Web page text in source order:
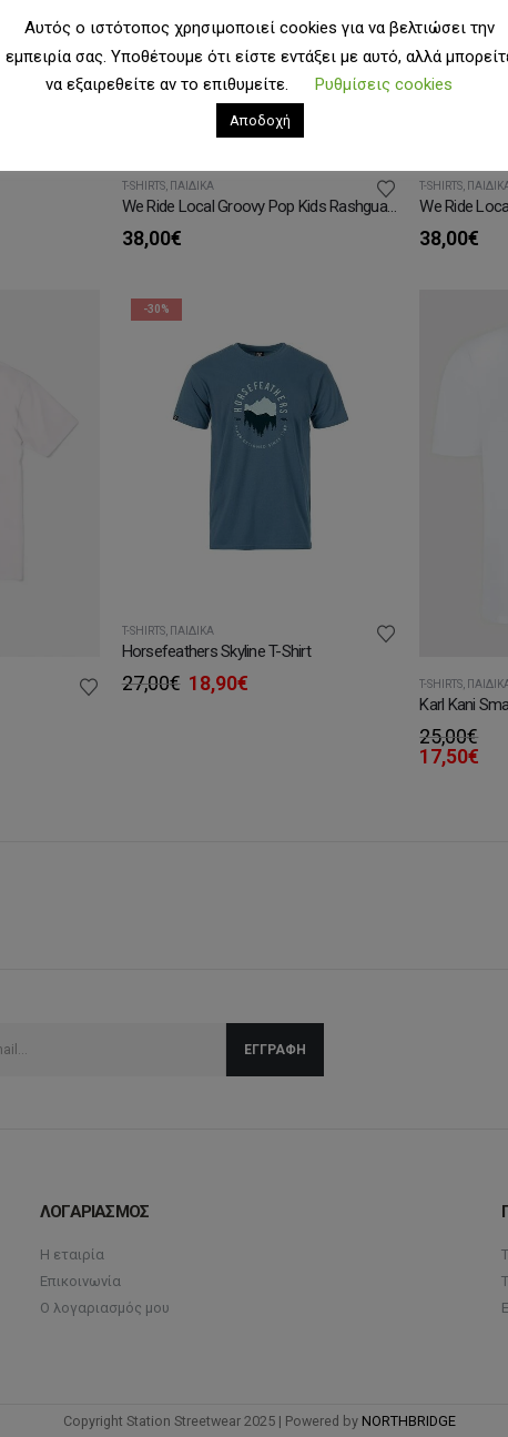
T-SHIRTS, ΠΑΙΔΙΚΆ
We Ride Local Groovy Pop Kids Rashguard
38,00€
T-SHIRTS
38,00€
-30%
T-SHIRTS, ΠΑΙΔΙΚΆ
Horsefeathers Skyline T-Shirt
27,00€ Original
18,90€Η
T-SHIRTS,
Karl Kani
25,00€
17,50€
ΛΟΓΑΡΙΑΣΜΟΣ
Η εταιρία
Επικοινωνία
Ο λογαριασμός μου
Copyright Station Streetwear 2025 | Powered by NORTHBRIDGE
Αυτός ο ιστότοπος χρησιμοποιεί cookies για να βελτιώσει την
εμπειρία σας. Υποθέτουμε ότι είστε εντάξει με αυτό, αλλά
να εξαιρεθείτε αν το επιθυμείτε.
Ρυθμίσεις cookies
Αποδοχή